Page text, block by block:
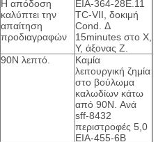
Η απόδοση
καλύπτει την
απαίτηση
προδιαγραφών
EIA-364-28E.11
TC-VII, δοκιμή
Cond. Δ
15minutes στο Χ,
Υ, άξονας Ζ.
90N λεπτό.
Καμία
λειτουργική ζημία
στο βούλωμα
καλωδίων κάτω
από 90N. Ανά
sff-8432
περιστροφές 5,0
EIA-455-6B